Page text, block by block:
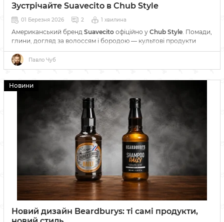
Зустрічайте Suavecito в Chub Style
01 Березня 2026 2 1 хвилина
Американський бренд Suavecito офіційно у Chub Style . Помади,
глини, догляд за волоссям і бородою — культові продукти
барбершоп-культури вже доступні для замовлення.
Павло Чуб
Новини
Новий дизайн Beardburys: ті самі продукти,